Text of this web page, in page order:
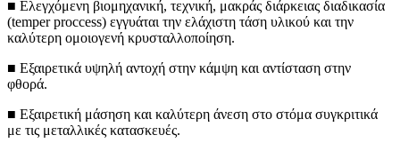
■ Ελεγχόμενη βιομηχανική, τεχνική, μακράς διάρκειας διαδικασία
(temper proccess) εγγυάται την ελάχιστη τάση υλικού και την
καλύτερη ομοιογενή κρυσταλλοποίηση.
■ Εξαιρετικά υψηλή αντοχή στην κάμψη και αντίσταση στην
φθορά.
■ Εξαιρετική μάσηση και καλύτερη άνεση στο στόμα συγκριτικά
με τις μεταλλικές κατασκευές.